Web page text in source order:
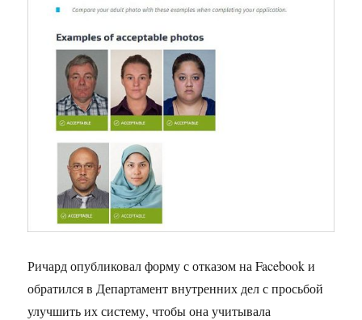
Ричард опубликовал форму с отказом наFacebookи
обратился в Департамент внутренних дел с просьбой
улучшить их систему, чтобы она учитывала